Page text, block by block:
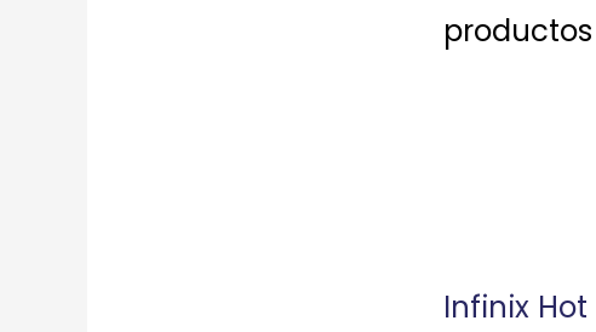
productos
Infinix Hot